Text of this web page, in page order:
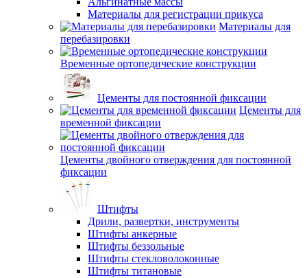
Материалы для регистрации прикуса
Материалы для
перебазировки
Временные ортопедические конструкции
Цементы для постоянной фиксации
Цементы для
временной фиксации
Цементы двойного отверждения для постоянной
фиксации
Штифты
Дрили, развертки, инструменты
Штифты анкерные
Штифты беззольные
Штифты стекловолоконные
Штифты титановые